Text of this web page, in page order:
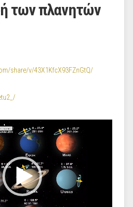
των πλανητών
share/v/43X1KfcX93FZnGtQ/